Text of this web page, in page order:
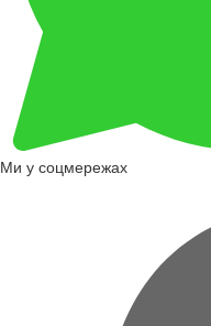
Ми у соцмережах